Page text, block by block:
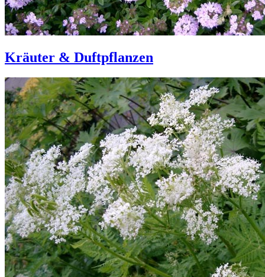
Kräuter & Duftpflanzen